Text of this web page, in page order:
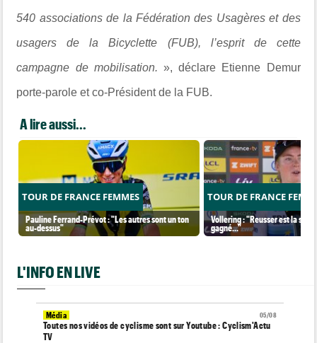
540 associations de la Fédération des Usagères et des
usagers de la Bicyclette (FUB), l’esprit de cette
campagne de mobilisation. », déclare Etienne Demur
porte-parole et co-Président de la FUB.
A lire aussi...
TOUR DE FRANCE FEMMES
Pauline Ferrand-Prévot : "Les autres sont un ton
au-dessus"
TOUR DE FRANCE
Vollering : "Reusser est la
gagné..."
L'INFO EN LIVE
05/08
Média
Toutes nos vidéos de cyclisme sont sur Youtube : Cyclism'Actu
TV